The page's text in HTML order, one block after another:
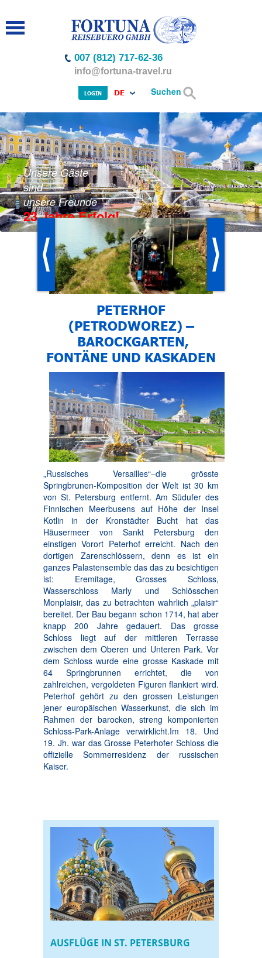
Suchen
007 (812) 717-62-36
info@fortuna-travel.ru
LOGIN DE
Unsere Gäste
sind
unsere Freunde
23 Jahre Erfolg!
PETERHOF
(PETRODWOREZ) –
BAROCKGARTEN,
FONTÄNE UND KASKADEN
„Russisches Versailles“–die grösste
Springbrunen-Komposition der Welt ist 30 km
von St. Petersburg entfernt. Am Südufer des
Finnischen Meerbusens auf Höhe der Insel
Kotlin in der Kronstädter Bucht hat das
Häusermeer von Sankt Petersburg den
einstigen Vorort Peterhof erreicht. Nach den
dortigen Zarenschlössern, denn es ist ein
ganzes Palastensemble das das zu besichtigen
ist: Eremitage, Grosses Schloss,
Wasserschloss Marly und Schlösschen
Monplaisir, das zu betrachten wahrlich „plaisir“
bereitet. Der Bau begann schon 1714, hat aber
knapp 200 Jahre gedauert. Das grosse
Schloss liegt auf der mittleren Terrasse
zwischen dem Oberen und Unteren Park. Vor
dem Schloss wurde eine grosse Kaskade mit
64 Springbrunnen errichtet, die von
zahlreichen, vergoldeten Figuren flankiert wird.
Peterhof gehört zu den grossen Leistungen
jener europäischen Wasserkunst, die sich im
Rahmen der barocken, streng komponierten
Schloss-Park-Anlage verwirklicht.Im 18. Und
19. Jh. war das Grosse Peterhofer Schloss die
offizielle Sommerresidenz der russischen
Kaiser.
AUSFLÜGE IN ST. PETERSBURG